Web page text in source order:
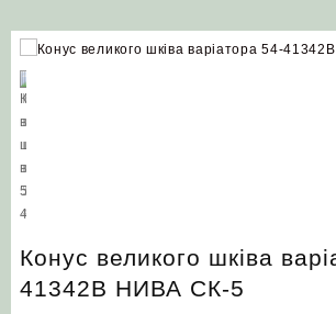
Конус великого шківа
41342В НИВА СК-5